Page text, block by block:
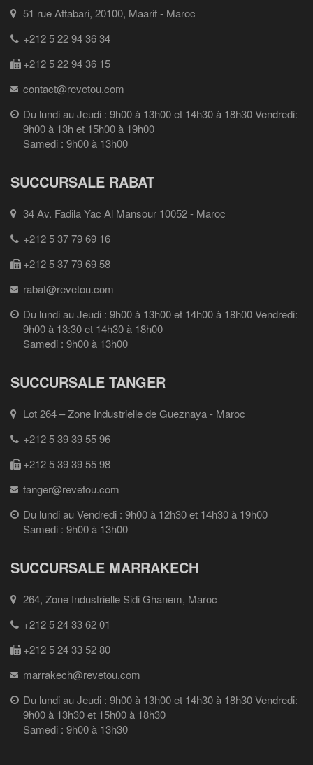
51 rue Attabari, 20100, Maarif - Maroc
+212 5 22 94 36 34
+212 5 22 94 36 15
contact@revetou.com
Du lundi au Jeudi : 9h00 à 13h00 et 14h30 à 18h30 Vendredi:
9h00 à 13h et 15h00 à 19h00
Samedi : 9h00 à 13h00
SUCCURSALE RABAT
34 Av. Fadila Yac Al Mansour 10052 - Maroc
+212 5 37 79 69 16
+212 5 37 79 69 58
rabat@revetou.com
Du lundi au Jeudi : 9h00 à 13h00 et 14h00 à 18h00 Vendredi:
9h00 à 13:30 et 14h30 à 18h00
Samedi : 9h00 à 13h00
SUCCURSALE TANGER
Lot 264 – Zone Industrielle de Gueznaya - Maroc
+212 5 39 39 55 96
+212 5 39 39 55 98
tanger@revetou.com
Du lundi au Vendredi : 9h00 à 12h30 et 14h30 à 19h00
Samedi : 9h00 à 13h00
SUCCURSALE MARRAKECH
264, Zone Industrielle Sidi Ghanem, Maroc
+212 5 24 33 62 01
+212 5 24 33 52 80
marrakech@revetou.com
Du lundi au Jeudi : 9h00 à 13h00 et 14h30 à 18h30 Vendredi:
9h00 à 13h30 et 15h00 à 18h30
Samedi : 9h00 à 13h30